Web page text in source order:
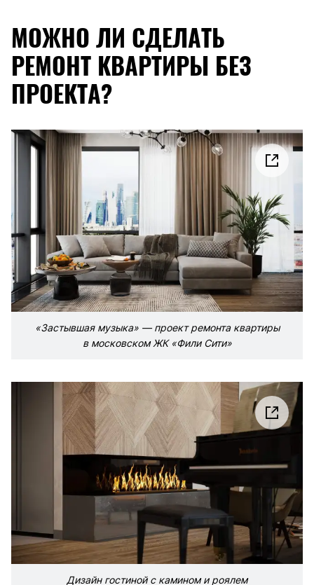
МОЖНО ЛИ СДЕЛАТЬ
РЕМОНТ КВАРТИРЫ БЕЗ
ПРОЕКТА?
«Застывшая музыка» — проект ремонта квартиры
в московском ЖК «Фили Сити»
Дизайн гостиной с камином и роялем